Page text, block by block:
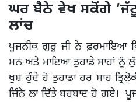
ਘਰ ਬੈਠੇ ਵੇਖ ਸਕੋਂਗੇ ‘ਜੱਟੂ
ਲਾਂਚ
ਪੂਜਨੀਕ ਗੁਰੂ ਜੀ ਨੇ ਫ਼ਰਮਾਇਆ
ਮਨ ਅਤੇ ਮਾਇਆ ਤੁਹਾਡੇ ਸਾਹਾਂ ਨੂੰ
ਖੁਸ਼ ਹੁੰਦੇ ਹੋ ਤੁਹਾਡਾ ਹਰ ਸਾਹ
ਜਿੰਨੇ ਲਾ ਦਿੱਤੇ ਬਰਬਾਦ ਹੋ ਗਏ।